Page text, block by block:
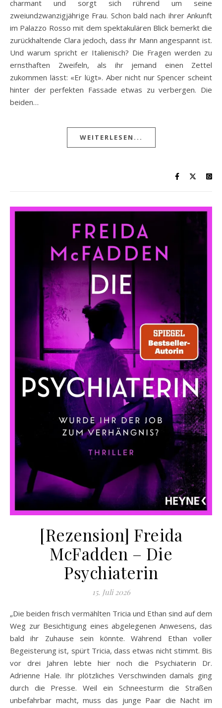
charmant und sorgt sich rührend um seine
zweiundzwanzigjährige Frau. Schon bald nach ihrer Ankunft
im Palazzo Rosso mit dem spektakulären Blick bemerkt die
zurückhaltende Clara jedoch, dass ihr Mann angespannt ist.
Und warum spricht er Italienisch? Die Fragen werden zu
ernsthaften Zweifeln, als ihr jemand einen Zettel
zukommen lässt: «Er lügt». Aber nicht nur Spencer scheint
hinter der perfekten Fassade etwas zu verbergen. Die
beiden…
WEITERLESEN...
[Rezension] Freida
McFadden – Die
Psychiaterin
15. Juli 2026
„Die beiden frisch vermählten Tricia und Ethan sind auf dem
Weg zur Besichtigung eines abgelegenen Anwesens, das
bald ihr Zuhause sein könnte. Während Ethan voller
Begeisterung ist, spürt Tricia, dass etwas nicht stimmt. Bis
vor drei Jahren lebte hier noch die Psychiaterin Dr.
Adrienne Hale. Ihr plötzliches Verschwinden damals ging
durch die Presse. Weil ein Schneesturm die Straßen
unbefahrbar macht, muss das junge Paar die Nacht im